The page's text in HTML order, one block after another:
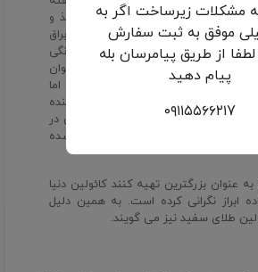
برای پر کردن فضای بین فیبرهای کاغذ و
می شد تا سطحی صاف و براق
را برای تهیه عکس مخصوصاً چاپ رنگی
استفاده های دیگری نیز (به عنوان
و پلاستیک و در داروسازی) می شود اما
آن در صنایع کاغذ است. البته این در آینده
تغییر کند. به نظر می آید قدم بزرگی در
کربنات ارزان قیمت برداشته شده
به عنوان بزرگترین تهیه کنند کائولین دنیا
ابراز نگرانی کرده است. به همین دلیل
طلای سفید نیز می گویند.
مشکلات زیرساخت اگر به
موفق به ثبت سفارش
از طریق پیامرسان بله
پیام دهید
۰۹۱۱۵۵۶۶۲۱7